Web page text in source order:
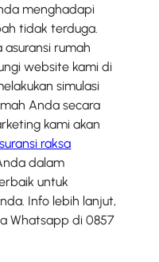
menghadapi
tidak terduga.
rumah
website kami di
simulasi
Anda secara
kami akan
raksa
dalam
untuk
Info lebih lanjut,
Whatsapp di 0857